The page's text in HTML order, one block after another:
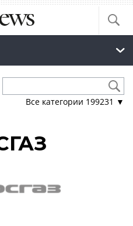
Все категории 199231 ▼